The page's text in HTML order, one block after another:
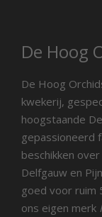
De Hoog
De Hoog
kwekerij,
hoogstaande
gepassioneerd
beschikken
Delfgauw en
goed voor ruim
ons eigen merk